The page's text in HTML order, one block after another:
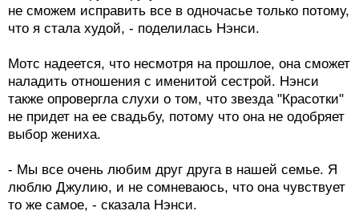
не сможем исправить все в одночасье только потому,
что я стала худой, - поделилась Нэнси.
Мотс надеется, что несмотря на прошлое, она сможет
наладить отношения с именитой сестрой. Нэнси
также опровергла слухи о том, что звезда "Красотки"
не придет на ее свадьбу, потому что она не одобряет
выбор жениха.
- Мы все очень любим друг друга в нашей семье. Я
люблю Джулию, и не сомневаюсь, что она чувствует
то же самое, - сказала Нэнси.